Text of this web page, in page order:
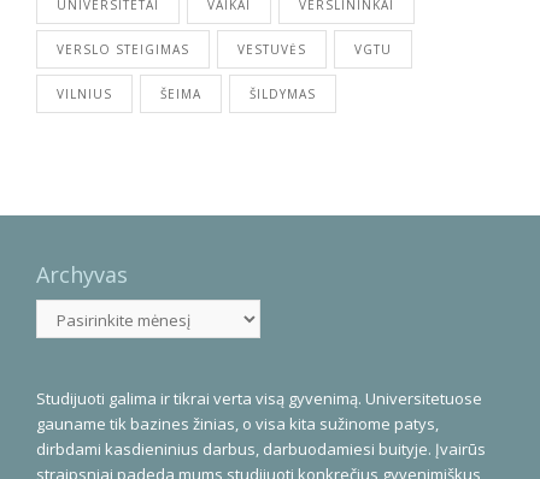
UNIVERSITETAI VAIKAI VERSLININKAI
VERSLO STEIGIMAS VESTUVĖS VGTU
VILNIUS ŠEIMA ŠILDYMAS
Archyvas
Archyvas
Studijuoti galima ir tikrai verta visą gyvenimą. Universitetuose
gauname tik bazines žinias, o visa kita sužinome patys,
dirbdami kasdieninius darbus, darbuodamiesi buityje. Įvairūs
straipsniai padeda mums studijuoti konkrečius gyvenimiškus